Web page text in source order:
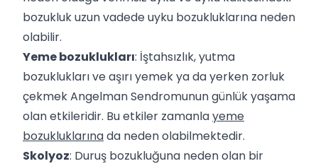
bozukluk uzun vadede uyku bozukluklarına neden
olabilir.
Yeme bozuklukları: İştahsızlık, yutma
bozuklukları ve aşırı yemek ya da yerken zorluk
çekmek Angelman Sendromunun günlük yaşama
olan etkileridir. Bu etkiler zamanlayeme
bozukluklarınada neden olabilmektedir.
Skolyoz: Duruş bozukluğuna neden olan bir